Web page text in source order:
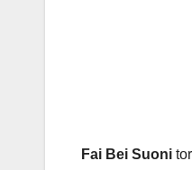
Fai Bei Suoni